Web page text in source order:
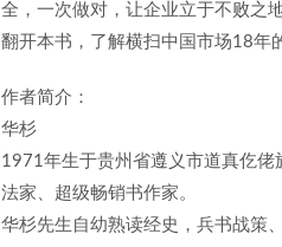
全，一次做对，让企业立于不败之地
翻开本书，了解横扫中国市场18年
作者简介：
华杉
1971年生于贵州省遵义市道真仡
法家、超级畅销书作家。
华杉先生自幼熟读经史，兵书战策